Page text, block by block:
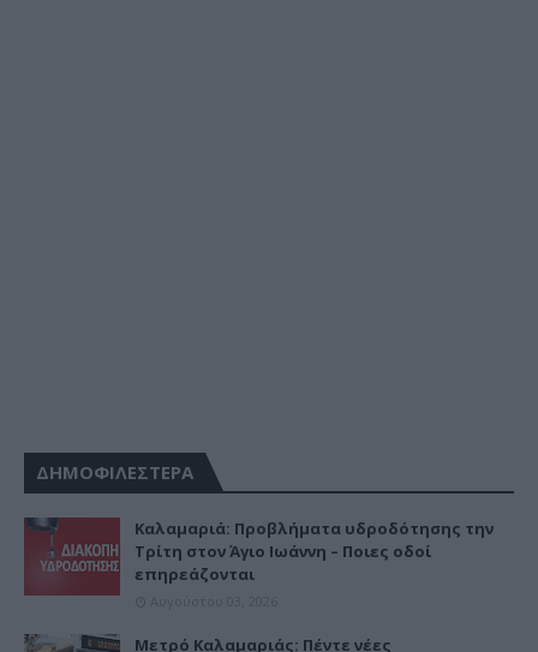
ΔΗΜΟΦΙΛΕΣΤΕΡΑ
Καλαμαριά: Προβλήματα υδροδότησης την
Τρίτη στον Άγιο Ιωάννη – Ποιες οδοί
επηρεάζονται
Μετρό Καλαμαριάς: Πέντε νέες